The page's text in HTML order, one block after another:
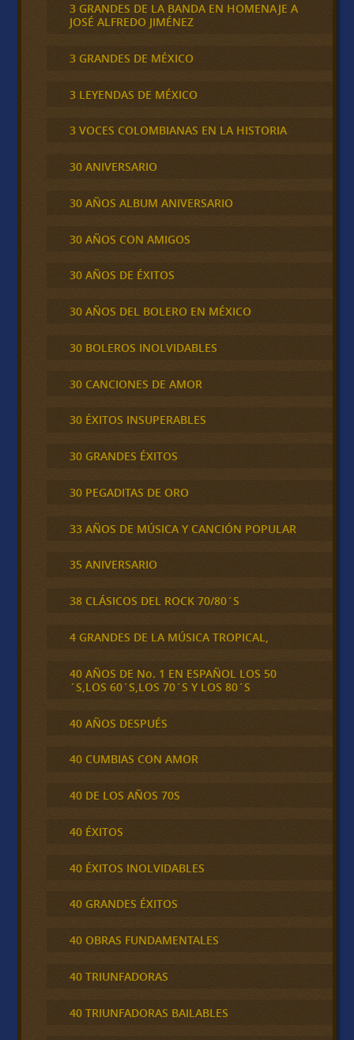
3 GRANDES DE LA BANDA EN HOMENAJE A
JOSÉ ALFREDO JIMÉNEZ
3 GRANDES DE MÉXICO
3 LEYENDAS DE MÉXICO
3 VOCES COLOMBIANAS EN LA HISTORIA
30 ANIVERSARIO
30 AÑOS ALBUM ANIVERSARIO
30 AÑOS CON AMIGOS
30 AÑOS DE ÉXITOS
30 AÑOS DEL BOLERO EN MÉXICO
30 BOLEROS INOLVIDABLES
30 CANCIONES DE AMOR
30 ÉXITOS INSUPERABLES
30 GRANDES ÉXITOS
30 PEGADITAS DE ORO
33 AÑOS DE MÚSICA Y CANCIÓN POPULAR
35 ANIVERSARIO
38 CLÁSICOS DEL ROCK 70/80´S
4 GRANDES DE LA MÚSICA TROPICAL,
40 AÑOS DE No. 1 EN ESPAÑOL LOS 50
´S,LOS 60´S,LOS 70´S Y LOS 80´S
40 AÑOS DESPUÉS
40 CUMBIAS CON AMOR
40 DE LOS AÑOS 70S
40 ÉXITOS
40 ÉXITOS INOLVIDABLES
40 GRANDES ÉXITOS
40 OBRAS FUNDAMENTALES
40 TRIUNFADORAS
40 TRIUNFADORAS BAILABLES